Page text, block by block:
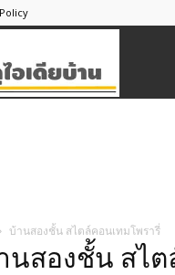
บ้านสองชั้น สไตล์คอนเทมโพรารี่
นสองชั้น สไ